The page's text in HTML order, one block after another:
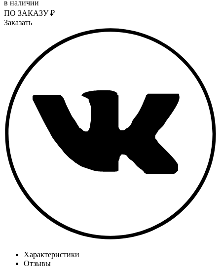
в наличии
ПО ЗАКАЗУ₽
Заказать
Характеристики
Отзывы